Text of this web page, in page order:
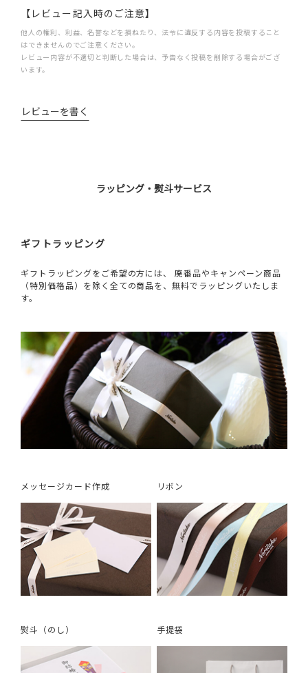
【レビュー記入時のご注意】
他人の権利、利益、名誉などを損ねたり、法令に違反する内容を投稿すること
はできませんのでご注意ください。
レビュー内容が不適切と判断した場合は、予告なく投稿を削除する場合がござ
います。
レビューを書く
ラッピング・熨斗サービス
ギフトラッピング
ギフトラッピングをご希望の方には、 廃番品やキャンペーン商品
（特別価格品）を除く全ての商品を、無料でラッピングいたしま
す。
メッセージカード作成 リボン
熨斗（のし） 手提袋